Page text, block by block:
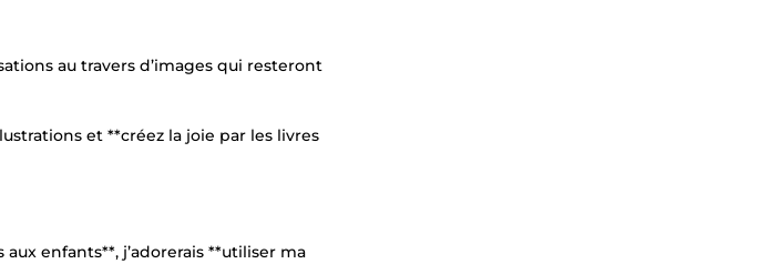
au travers d’images qui resteront
et **créez la joie par les livres
enfants**, j’adorerais **utiliser ma